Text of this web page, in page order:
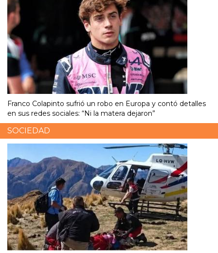
Franco Colapinto sufrió un robo en Europa y contó detalles
en sus redes sociales: “Ni la matera dejaron”
SOCIEDAD